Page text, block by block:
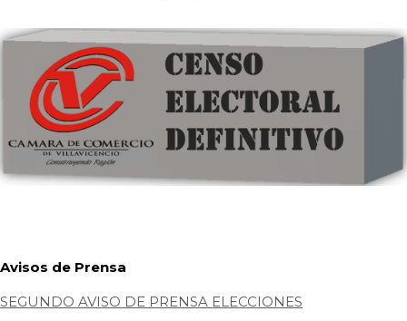
Avisos de Prensa
SEGUNDO AVISO DE PRENSA ELECCIONES